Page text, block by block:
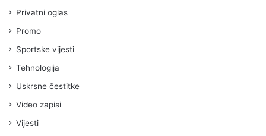
Privatni oglas
Promo
Sportske vijesti
Tehnologija
Uskrsne čestitke
Video zapisi
Vijesti